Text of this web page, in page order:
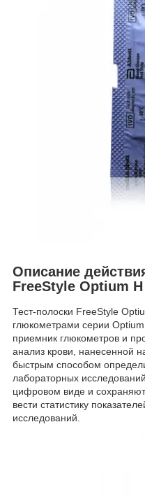
Описание
FreeStyle Optium
Тест-полоски FreeStyle
глюкометрами серии
приемник глюкометров и
анализ крови, нанесенной
быстрым способом
лабораторных
цифровом виде и
вести статистику
исследований.